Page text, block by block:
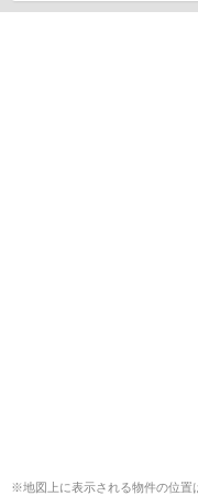
※地図上に表示される物件の位置